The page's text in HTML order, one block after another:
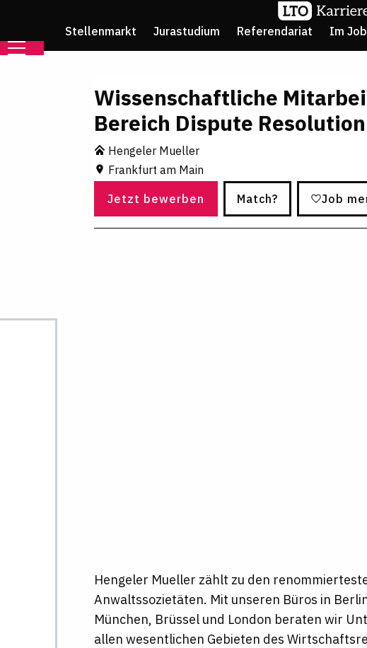
Stellenmarkt Jurastudium Referendariat Im Job
Wissenschaftliche
Bereich Dispute Resolution
Hengeler Mueller
Frankfurt am Main
Jetzt bewerben Match? Job
Hengeler Mueller zählt zu den
Anwaltssozietäten. Mit unseren Büros in
München, Brüssel und London beraten wir
allen wesentlichen Gebieten des